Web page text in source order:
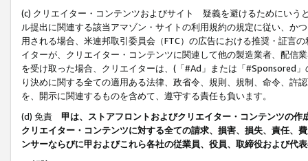
(c) クリエイター・コンテンツおよびサイト 疑義を避けるためにいう
ル提出に関連する該当アマゾン・サイトの利用規約の規定に従い、か
用される場合、米連邦取引委員会（FTC）の広告における推奨・証言
イターが、クリエイター・コンテンツに関連して他の製造業者、配信
を受け取った場合、クリエイターは、(「#Ad」または「#Sponsored
り決めに関する全ての適用ある法律、政省令、規則、規制、命令、許
を、開示に関連するものを含めて、遵守する責任も負います。
(d) 免責 甲は、ストアフロントおよびクリエイター・コンテンツの
クリエイター・コンテンツに対する全ての請求、損害、損失、責任、
ンサーならびに甲およびこれら各社の従業員、役員、取締役および代